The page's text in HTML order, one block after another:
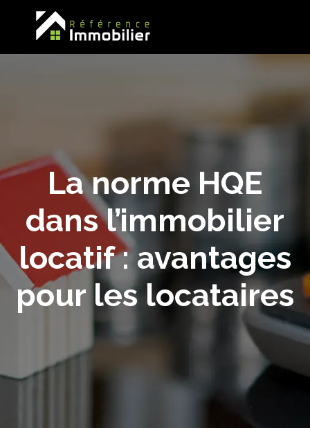
La norme HQE
dans l’immobilier
locatif : avantages
pour les locataires